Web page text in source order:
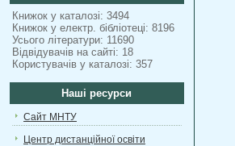
Книжок у каталозі: 3494
Книжок у електр. бібліотеці: 8196
Усього літератури: 11690
Відвідувачів на сайті: 18
Користувачів у каталозі: 357
Наші ресурси
Сайт МНТУ
Центр дистанційної освіти